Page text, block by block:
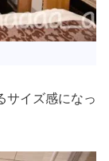
サイズ感になっ